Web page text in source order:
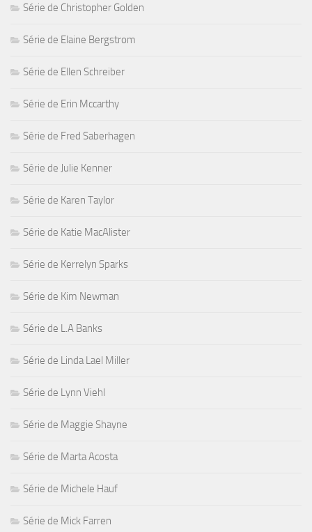
Série de Christopher Golden
Série de Elaine Bergstrom
Série de Ellen Schreiber
Série de Erin Mccarthy
Série de Fred Saberhagen
Série de Julie Kenner
Série de Karen Taylor
Série de Katie MacAlister
Série de Kerrelyn Sparks
Série de Kim Newman
Série de L.A Banks
Série de Linda Lael Miller
Série de Lynn Viehl
Série de Maggie Shayne
Série de Marta Acosta
Série de Michele Hauf
Série de Mick Farren